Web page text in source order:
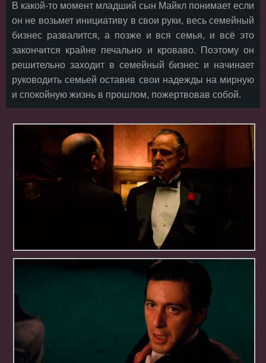
В какой-то момент младший сын Майкл понимает если
он не возьмет инициативу в свои руки, весь семейный
бизнес развалится, а позже и вся семья, и всё это
закончится крайне печально и кроваво. Поэтому он
решительно заходит в семейный бизнес и начинает
руководить семьей оставив свои надежды на мирную
и спокойную жизнь в прошлом, пожертвовав собой.